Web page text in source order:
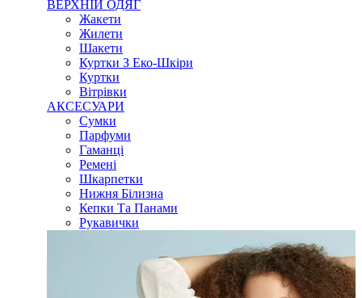
ВЕРХНІЙ ОДЯГ
Жакети
Жилети
Шакети
Куртки З Еко-Шкіри
Куртки
Вітрівки
АКСЕСУАРИ
Сумки
Парфуми
Гаманці
Ремені
Шкарпетки
Нижня Білизна
Кепки Та Панами
Рукавички